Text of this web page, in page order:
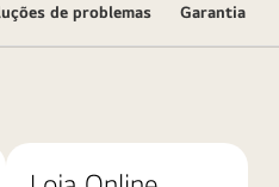
de problemas Garantia